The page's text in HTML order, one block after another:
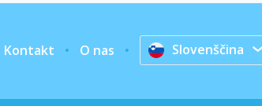
Kontakt O nas Slovenščina